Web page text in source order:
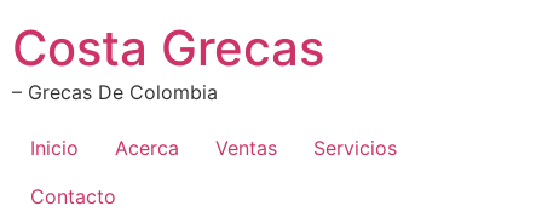
contenido
Costa Grecas
– Grecas De Colombia
Inicio Acerca Ventas
Servicios
Contacto